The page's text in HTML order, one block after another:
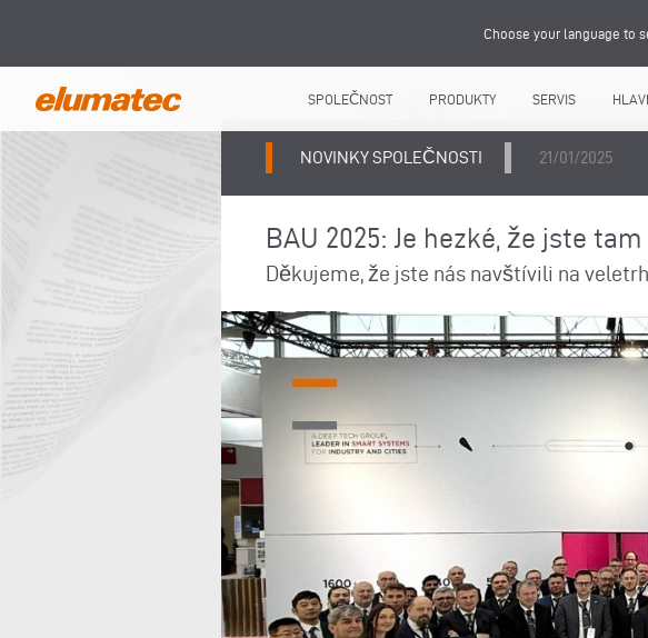
Choose your language to
SPOLEČNOST PRODUKTY SERVIS
NOVINKY SPOLEČNOSTI 21/01/2025
BAU 2025: Je hezké, že jste
Děkujeme, že jste nás navštívili na